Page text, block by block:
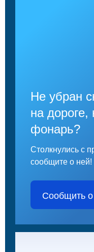
Не убран
на дороге,
фонарь?
Столкнулись с
сообщите о ней!
Сообщить